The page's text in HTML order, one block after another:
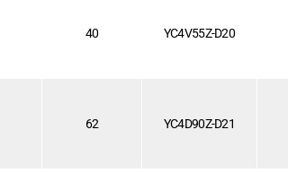
40 YC4V55Z-D20
62 YC4D90Z-D21